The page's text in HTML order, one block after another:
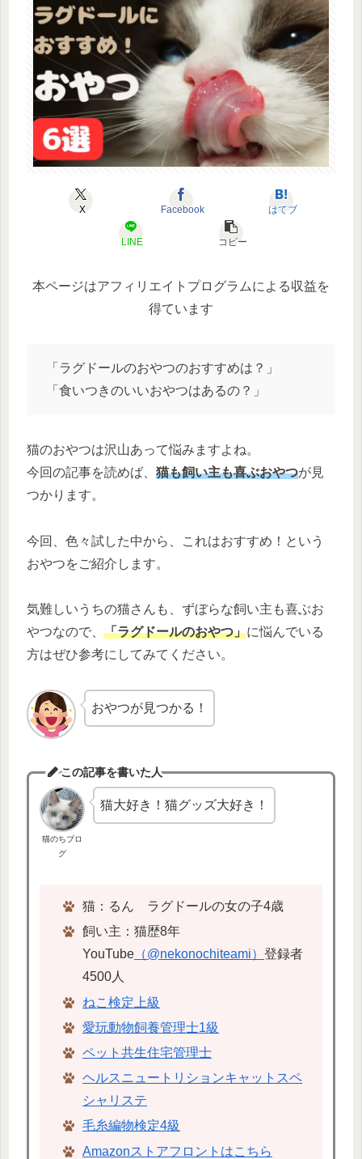
X Facebook はてブ
LINE コピー
本ページはアフィリエイトプログラムによる収益を
得ています
「ラグドールのおやつのおすすめは？」
「食いつきのいいおやつはあるの？」
猫のおやつは沢山あって悩みますよね。
今回の記事を読めば、 猫も飼い主も喜ぶおやつが見
つかります。
今回、色々試した中から、これはおすすめ！という
おやつをご紹介します。
気難しいうちの猫さんも、ずぼらな飼い主も喜ぶお
やつなので、 「ラグドールのおやつ」に悩んでいる
方はぜひ参考にしてみてください。
おやつが見つかる！
この記事を書いた人
猫のちブロ
グ
猫大好き！猫グッズ大好き！
猫：るん ラグドールの女の子4歳
飼い主：猫歴8年
YouTube （@nekonochiteami）登録者
4500人
ねこ検定上級
愛玩動物飼養管理士1級
ペット共生住宅管理士
ヘルスニュートリションキャットスペ
シャリステ
毛糸編物検定4級
Amazonストアフロントはこちら